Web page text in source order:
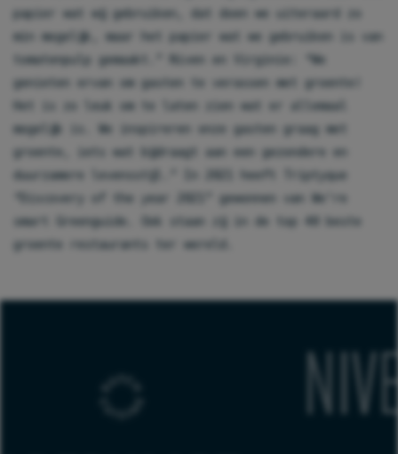
papier wat wij gebruiken, dat doen we uiteraard zo
min mogelijk, maar het papier wat we gebruiken is van
tomatenpulp gemaakt.” Niven en Virginie: “We
genieten ervan om gasten te verassen met groente!
Het is zo leuk om te laten zien wat er allemaal
mogelijk is. We inspireren onze gasten graag met
groente, iets wat bijdraagt aan een gezondere en
duurzamere levensstijl.” In 2021 heeft Triptyque
“Discovery of the year 2021” gewonnen van We’re
smart Greenguide. Ook staan zij in de top 40 beste
groente restaurants ter wereld.